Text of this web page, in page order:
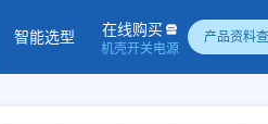
智能选型 在线购买
机壳开关电源